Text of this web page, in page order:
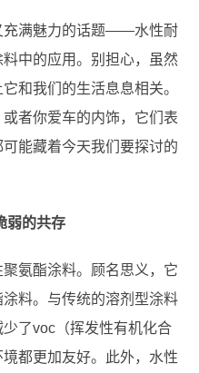
充满魅力的话题——水性耐
中的应用。别担心，虽然
和我们的生活息息相关。
者你爱车的内饰，它们表
能藏着今天我们要探讨的
弱的共存
氨酯涂料。顾名思义，它
料。与传统的溶剂型涂料
了voc（挥发性有机化合
都更加友好。此外，水性